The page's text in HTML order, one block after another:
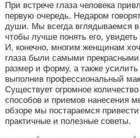
При встрече глаза человека
первую очередь. Недаром
души. Мы всегда вглядываемся
чтобы лучше понять его,
И, конечно, многим женщинам
глаза были самыми
размер и форму, а также усилить
выполнив профессиональный
Существует огромное
способов и приемов нанесения
обзоре мы постараемся
практичные и полезные советы.